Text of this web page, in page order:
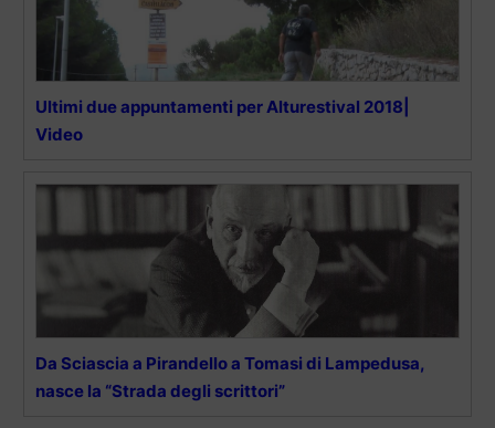
Ultimi due appuntamenti per Alturestival 2018|
Video
Da Sciascia a Pirandello a Tomasi di Lampedusa,
nasce la “Strada degli scrittori”